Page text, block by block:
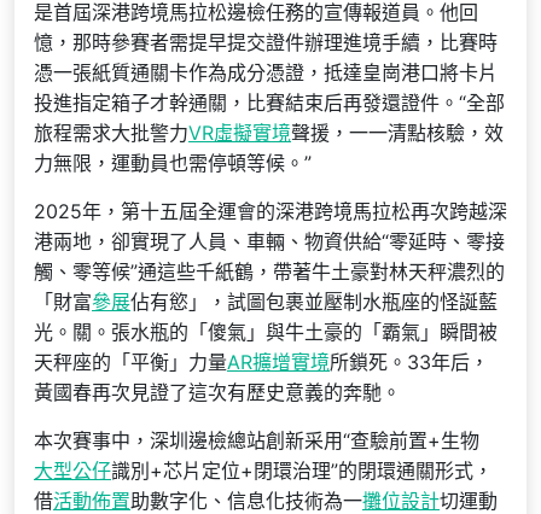
是首屆深港跨境馬拉松邊檢任務的宣傳報道員。他回
憶，那時參賽者需提早提交證件辦理進境手續，比賽時
憑一張紙質通關卡作為成分憑證，抵達皇崗港口將卡片
投進指定箱子才幹通關，比賽結束后再發還證件。“全部
旅程需求大批警力VR虛擬實境聲援，一一清點核驗，效
力無限，運動員也需停頓等候。”
2025年，第十五屆全運會的深港跨境馬拉松再次跨越深
港兩地，卻實現了人員、車輛、物資供給“零延時、零接
觸、零等候”通這些千紙鶴，帶著牛土豪對林天秤濃烈的
「財富參展佔有慾」，試圖包裹並壓制水瓶座的怪誕藍
光。關。張水瓶的「傻氣」與牛土豪的「霸氣」瞬間被
天秤座的「平衡」力量AR擴增實境所鎖死。33年后，
黃國春再次見證了這次有歷史意義的奔馳。
本次賽事中，深圳邊檢總站創新采用“查驗前置+生物
大型公仔識別+芯片定位+閉環治理”的閉環通關形式，
借活動佈置助數字化、信息化技術為一攤位設計切運動